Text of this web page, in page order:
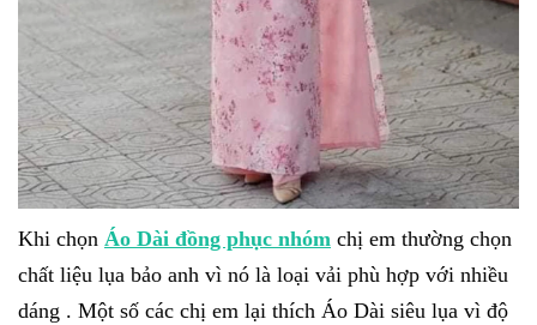
Khi chọn Áo Dài đồng phục nhóm chị em thường chọn
chất liệu lụa bảo anh vì nó là loại vải phù hợp với nhiều
dáng . Một số các chị em lại thích Áo Dài siêu lụa vì độ